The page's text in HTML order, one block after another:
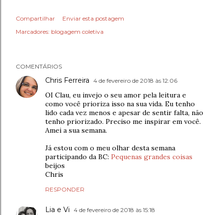
Compartilhar
Enviar esta postagem
Marcadores: blogagem coletiva
COMENTÁRIOS
Chris Ferreira 4 de fevereiro de 2018 às 12:06
OI Clau, eu invejo o seu amor pela leitura e
como você prioriza isso na sua vida. Eu tenho
lido cada vez menos e apesar de sentir falta, não
tenho priorizado. Preciso me inspirar em você.
Amei a sua semana.
Já estou com o meu olhar desta semana
participando da BC: Pequenas grandes coisas
beijos
Chris
RESPONDER
Lia e Vi 4 de fevereiro de 2018 às 15:18